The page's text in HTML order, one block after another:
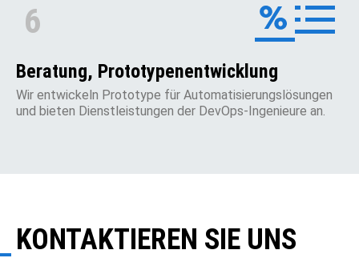
6
Beratung, Prototypenentwicklung
Wir entwickeln Prototype für Automatisierungslösungen
und bieten Dienstleistungen der DevOps-Ingenieure an.
KONTAKTIEREN SIE UNS